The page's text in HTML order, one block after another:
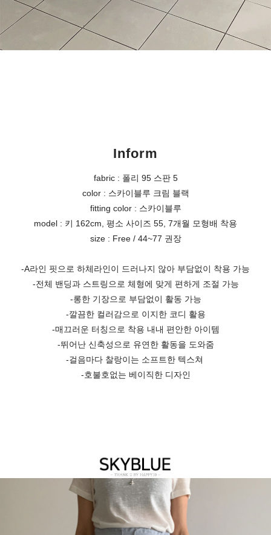
Inform
fabric : 폴리 95 스판 5
color : 스카이블루 크림 블랙
fitting color : 스카이블루
model : 키 162cm, 평소 사이즈 55, 7개월 모형배 착용
size : Free / 44~77 권장
-A라인 핏으로 하체라인이 드러나지 않아 부담없이 착용 가능
-전체 밴딩과 스트링으로 체형에 맞게 편하게 조절 가능
-롱한 기장으로 부담없이 활동 가능
-깔끔한 컬러감으로 이지한 코디 활용
-매끄러운 터칭으로 착용 내내 편안한 아이템
-뛰어난 신축성으로 유연한 활동을 도와줌
-걸음마다 찰랑이는 소프트한 텍스쳐
-호불호없는 베이직한 디자인